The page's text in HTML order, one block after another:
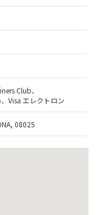
Club、
Visa エレクトロン
08025